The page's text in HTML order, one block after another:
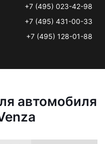
+7 (495) 023-42-98
+7 (495) 431-00-33
+7 (495) 128-01-88
автомобиля